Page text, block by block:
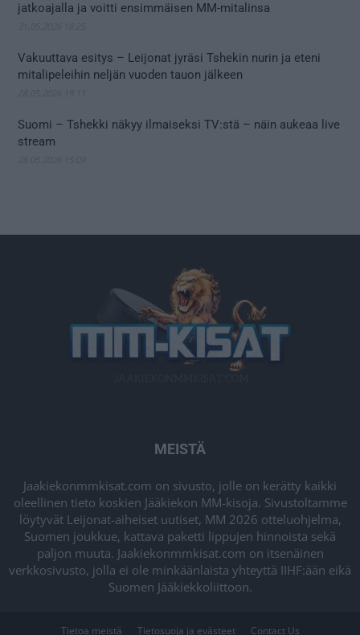
jatkoajalla ja voitti ensimmäisen MM-mitalinsa
Vakuuttava esitys – Leijonat jyräsi Tshekin nurin ja eteni
mitalipeleihin neljän vuoden tauon jälkeen
Suomi – Tshekki näkyy ilmaiseksi TV:stä – näin aukeaa live
stream
MEISTÄ
Jaakiekonmmkisat.com on sivusto, jolle on kerätty kaikki
oleellinen tieto koskien Jääkiekon MM-kisoja. Sivustoltamme
löytyvät Leijonat-aiheiset uutiset, MM 2026 otteluohjelma,
Suomen joukkue, kattava paketti lippujen hinnoista sekä
paljon muuta. Jaakiekonmmkisat.com on itsenäinen
verkkosivusto, jolla ei ole minkäänlaista yhteyttä IIHF:ään eikä
Suomen Jääkiekkoliittoon.
Tietoa meistä Tietosuoja ja evästeet Contact Us